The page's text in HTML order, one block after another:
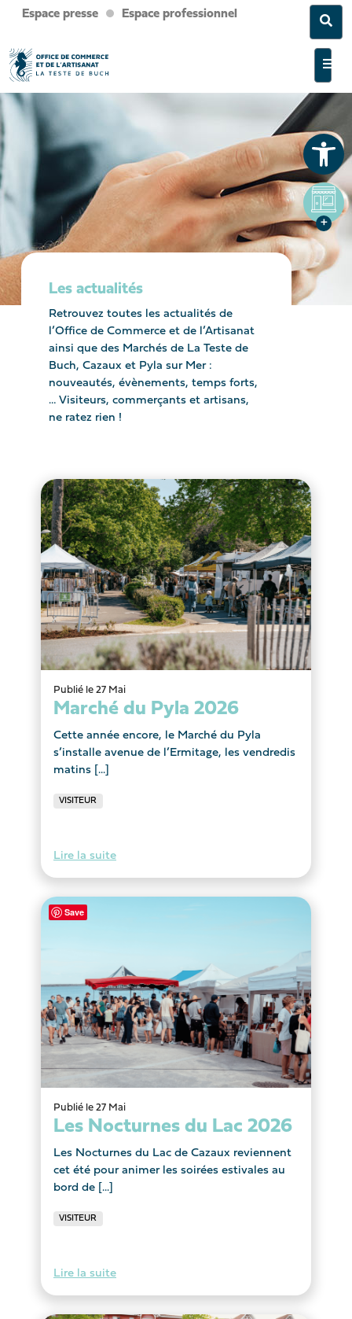
Ouvrir la barre d’outils
Espace presse Espace professionnel
Les actualités
Retrouvez toutes les actualités de
l’Office de Commerce et de l’Artisanat
ainsi que des Marchés de La Teste de
Buch, Cazaux et Pyla sur Mer :
nouveautés, évènements, temps forts,
… Visiteurs, commerçants et artisans,
ne ratez rien !
Publié le 27 Mai
Marché du Pyla 2026
Cette année encore, le Marché du Pyla
s’installe avenue de l’Ermitage, les vendredis
matins [...]
VISITEUR
Lire la suite
Publié le 27 Mai
Les Nocturnes du Lac 2026
Les Nocturnes du Lac de Cazaux reviennent
cet été pour animer les soirées estivales au
bord de [...]
VISITEUR
Lire la suite
Save